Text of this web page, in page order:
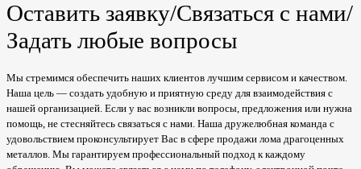
Оставить заявку/Связаться с нами/
Задать любые вопросы
Мы стремимся обеспечить наших клиентов лучшим сервисом и качеством.
Наша цель — создать удобную и приятную среду для взаимодействия с
нашей организацией. Если у вас возникли вопросы, предложения или нужна
помощь, не стесняйтесь связаться с нами. Наша дружелюбная команда с
удовольствием проконсультирует Вас в сфере продажи лома драгоценных
металлов. Мы гарантируем профессиональный подход к каждому